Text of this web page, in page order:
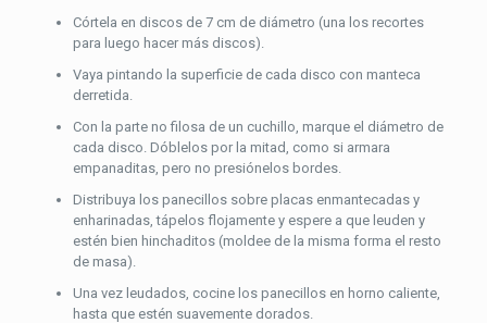
Córtela en discos de 7 cm de diámetro (una los recortes
para luego hacer más discos).
Vaya pintando la superficie de cada disco con manteca
derretida.
Con la parte no filosa de un cuchillo, marque el diámetro de
cada disco. Dóblelos por la mitad, como si armara
empanaditas, pero no presiónelos bordes.
Distribuya los panecillos sobre placas enmantecadas y
enharinadas, tápelos flojamente y espere a que leuden y
estén bien hinchaditos (moldee de la misma forma el resto
de masa).
Una vez leudados, cocine los panecillos en horno caliente,
hasta que estén suavemente dorados.